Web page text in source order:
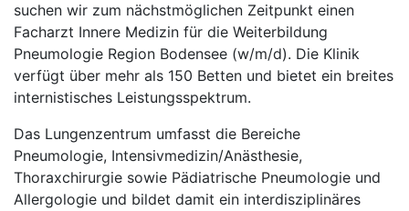
suchen wir zum nächstmöglichen Zeitpunkt einen
Facharzt Innere Medizin für die Weiterbildung
Pneumologie Region Bodensee (w/m/d). Die Klinik
verfügt über mehr als 150 Betten und bietet ein breites
internistisches Leistungsspektrum.
Das Lungenzentrum umfasst die Bereiche
Pneumologie, Intensivmedizin/Anästhesie,
Thoraxchirurgie sowie Pädiatrische Pneumologie und
Allergologie und bildet damit ein interdisziplinäres